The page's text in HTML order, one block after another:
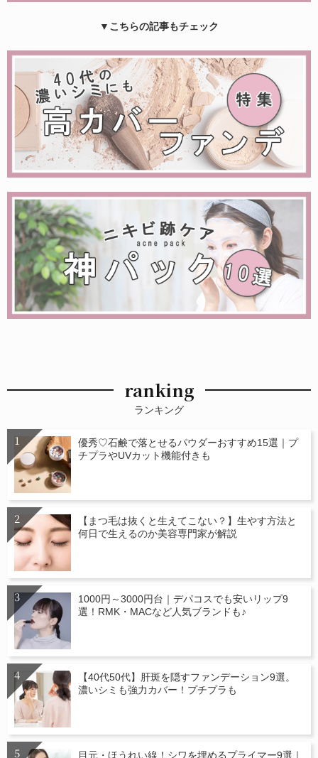
▼こちらの記事もチェック
ranking
ランキング
優秀♡石鹸で落とせるパウダーおすすめ15選｜プ
チプラやUVカット機能付きも
【まつ毛は抜くと生えてこない？】生やす方法と
何日で生えるのか美容専門家が解説
1000円～3000円台｜デパコスでも安いリップ9
選！RMK・MACなど人気ブランドも♪
【40代50代】肝斑を隠すファンデーション9選。
濃いシミも強力カバー！プチプラも
目元・ほうれい線！シワを埋めるプライマー9選｜